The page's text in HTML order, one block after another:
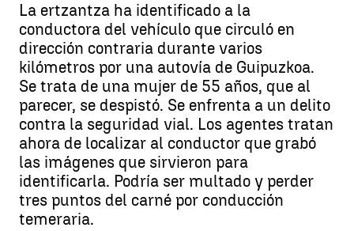
La ertzantza ha identificado a la
conductora del vehículo que circuló en
dirección contraria durante varios
kilómetros por una autovía de Guipuzkoa.
Se trata de una mujer de 55 años, que al
parecer, se despistó. Se enfrenta a un delito
contra la seguridad vial. Los agentes tratan
ahora de localizar al conductor que grabó
las imágenes que sirvieron para
identificarla. Podría ser multado y perder
tres puntos del carné por conducción
temeraria.